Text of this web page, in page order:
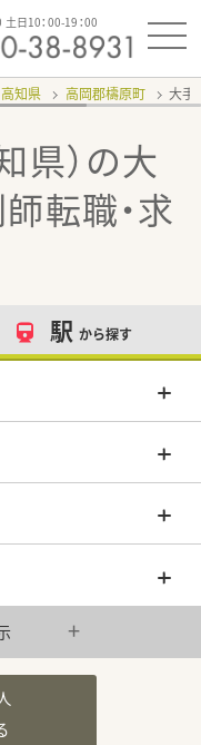
土日10：00-19：00
高知県 高岡郡檮原町 大手
県）の大
転職・求
駅 から探す